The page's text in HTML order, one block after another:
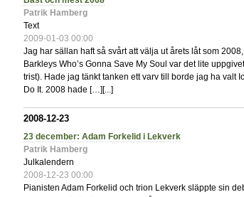
Patrik Hamberg
Text
2009-01-03 00:00
Jag har sällan haft så svårt att välja ut årets låt som
Barkleys Who’s Gonna Save My Soul var det lite
trist). Hade jag tänkt tanken ett varv till borde jag ha valt
Do It. 2008 hade […][...]
2008-12-23
23 december: Adam Forkelid i Lekverk
Patrik Hamberg
Julkalendern
2008-12-23 00:00
Pianisten Adam Forkelid och trion Lekverk släppte sin